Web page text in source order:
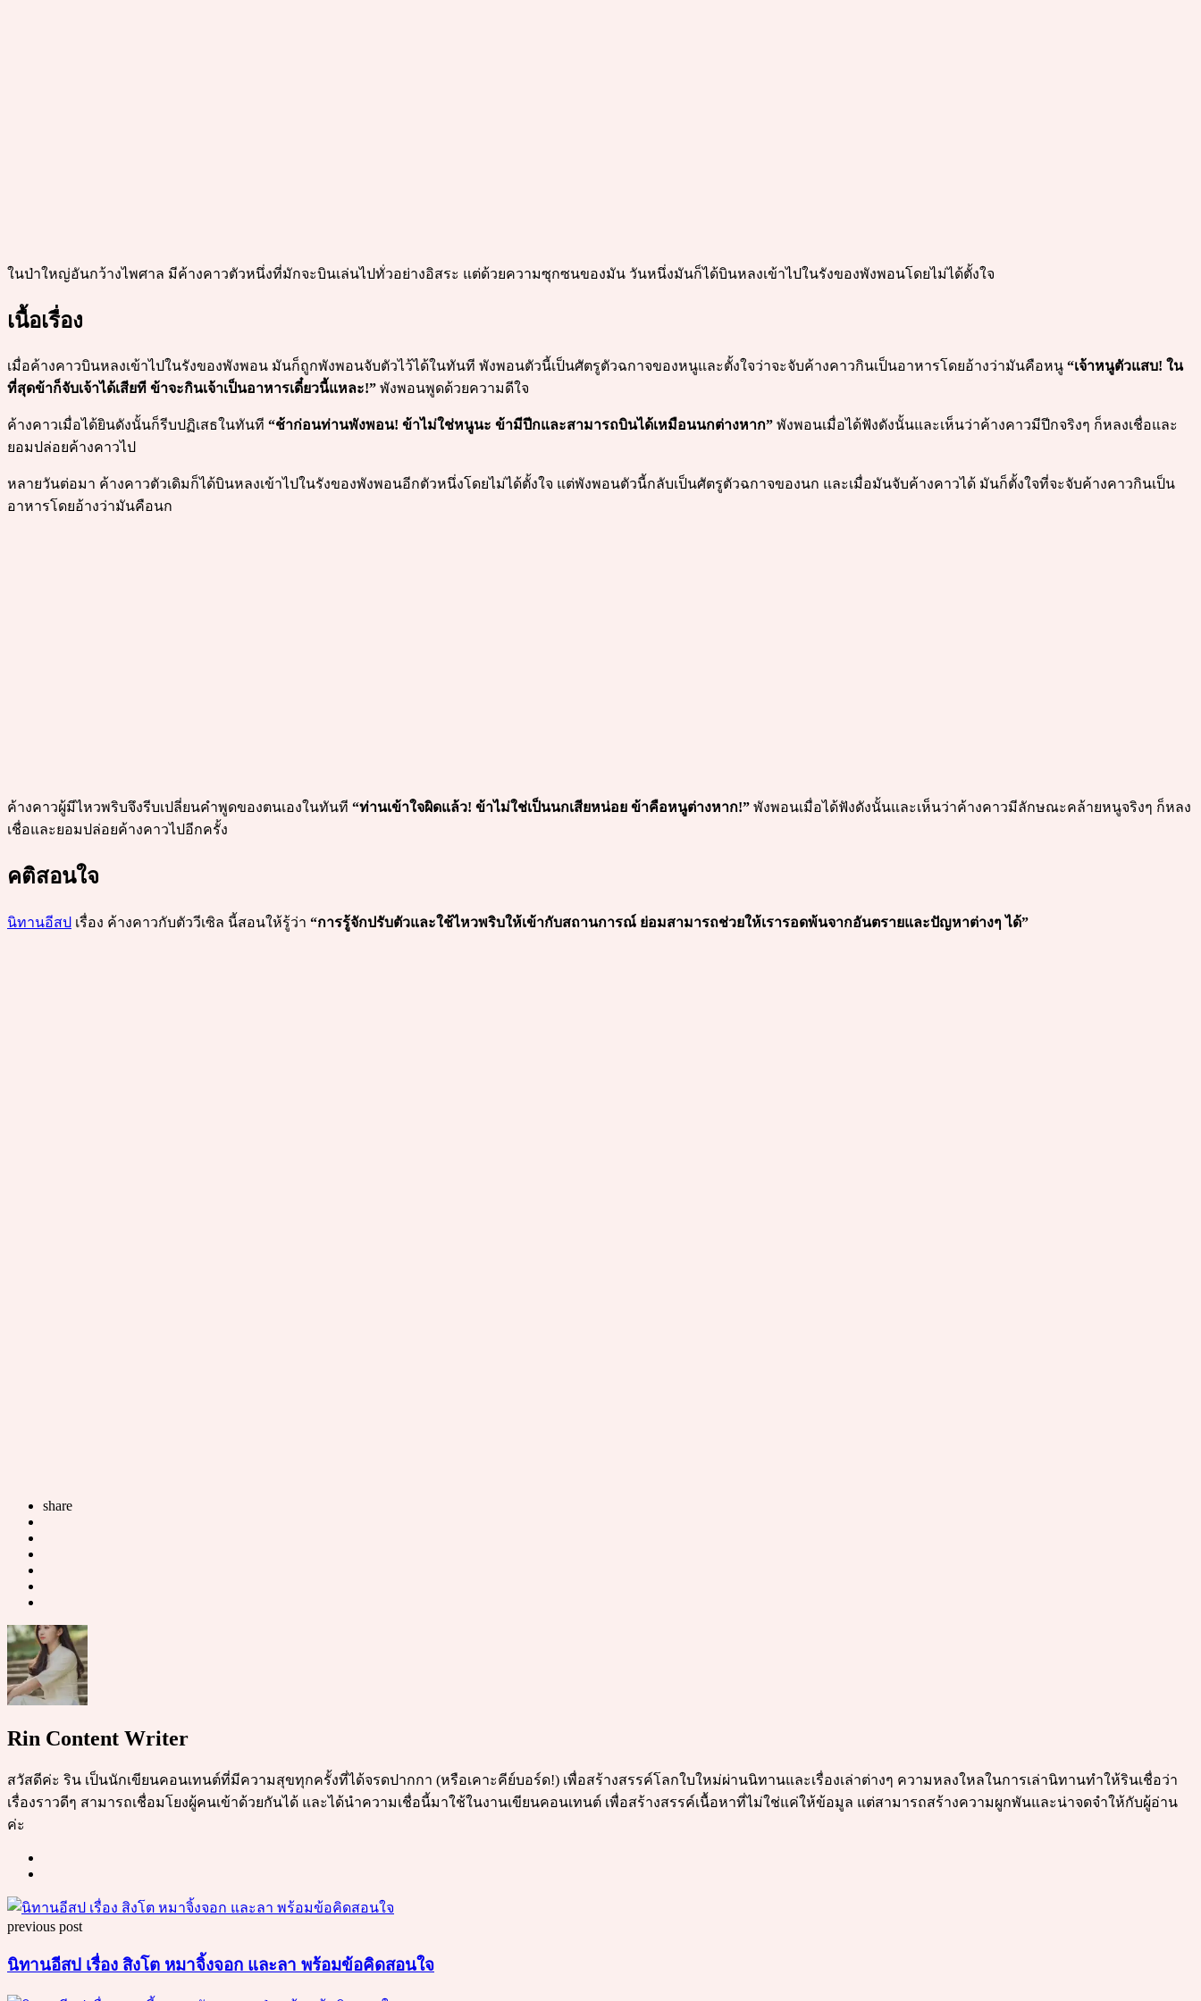
ในป่าใหญ่อันกว้างไพศาล มีค้างคาวตัวหนึ่งที่มักจะบินเล่นไปทั่วอย่างอิสระ แต่ด้วยความซุกซนของมัน วันหนึ่งมันก็ได้บินหลงเข้าไปในรังของพังพอนโดยไม่ได้ตั้งใจ
เนื้อเรื่อง
เมื่อค้างคาวบินหลงเข้าไปในรังของพังพอน มันก็ถูกพังพอนจับตัวไว้ได้ในทันที พังพอนตัวนี้เป็นศัตรูตัวฉกาจของหนูและตั้งใจว่าจะจับค้างคาวกินเป็นอาหารโดยอ้างว่ามันคือหนู “เจ้าหนูตัวแสบ! ใน
ที่สุดข้าก็จับเจ้าได้เสียที ข้าจะกินเจ้าเป็นอาหารเดี๋ยวนี้แหละ!” พังพอนพูดด้วยความดีใจ
ค้างคาวเมื่อได้ยินดังนั้นก็รีบปฏิเสธในทันที “ช้าก่อนท่านพังพอน! ข้าไม่ใช่หนูนะ ข้ามีปีกและสามารถบินได้เหมือนนกต่างหาก” พังพอนเมื่อได้ฟังดังนั้นและเห็นว่าค้างคาวมีปีกจริงๆ ก็หลงเชื่อและ
ยอมปล่อยค้างคาวไป
หลายวันต่อมา ค้างคาวตัวเดิมก็ได้บินหลงเข้าไปในรังของพังพอนอีกตัวหนึ่งโดยไม่ได้ตั้งใจ แต่พังพอนตัวนี้กลับเป็นศัตรูตัวฉกาจของนก และเมื่อมันจับค้างคาวได้ มันก็ตั้งใจที่จะจับค้างคาวกินเป็น
อาหารโดยอ้างว่ามันคือนก
ค้างคาวผู้มีไหวพริบจึงรีบเปลี่ยนคำพูดของตนเองในทันที “ท่านเข้าใจผิดแล้ว! ข้าไม่ใช่เป็นนกเสียหน่อย ข้าคือหนูต่างหาก!” พังพอนเมื่อได้ฟังดังนั้นและเห็นว่าค้างคาวมีลักษณะคล้ายหนูจริงๆ ก็หลง
เชื่อและยอมปล่อยค้างคาวไปอีกครั้ง
คติสอนใจ
นิทานอีสป เรื่อง ค้างคาวกับตัววีเซิล นี้สอนให้รู้ว่า “การรู้จักปรับตัวและใช้ไหวพริบให้เข้ากับสถานการณ์ ย่อมสามารถช่วยให้เรารอดพ้นจากอันตรายและปัญหาต่างๆ ได้”
share
Rin Content Writer
สวัสดีค่ะ ริน เป็นนักเขียนคอนเทนต์ที่มีความสุขทุกครั้งที่ได้จรดปากกา (หรือเคาะคีย์บอร์ด!) เพื่อสร้างสรรค์โลกใบใหม่ผ่านนิทานและเรื่องเล่าต่างๆ ความหลงใหลในการเล่านิทานทำให้รินเชื่อว่า
เรื่องราวดีๆ สามารถเชื่อมโยงผู้คนเข้าด้วยกันได้ และได้นำความเชื่อนี้มาใช้ในงานเขียนคอนเทนต์ เพื่อสร้างสรรค์เนื้อหาที่ไม่ใช่แค่ให้ข้อมูล แต่สามารถสร้างความผูกพันและน่าจดจำให้กับผู้อ่าน
ค่ะ
Post
navigation
previous post
นิทานอีสป เรื่อง สิงโต หมาจิ้งจอก และลา พร้อมข้อคิดสอนใจ